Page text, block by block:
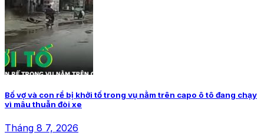
Bố vợ và con rể bị khởi tố trong vụ nằm trên capo ô tô đang chạy
vì mâu thuẫn đòi xe
Tháng 8 7, 2026